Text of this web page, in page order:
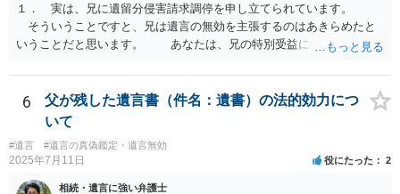
１． 実は、兄に遺留分侵害請求調停を申し立てられています。
そういうことですと、兄は遺言の無効を主張するのはあきらめたと
いうことだと思います。 あなたは、兄の特別受益について立証し
詳しい事情を話して相談された方がよいと思います。
6
父が残した遺言書（件名：遺書）の法的効力につ
いて
#遺言 #遺言の真偽鑑定・遺言無効
2025年7月11日 役にたった 2
相続・遺言に強い弁護士